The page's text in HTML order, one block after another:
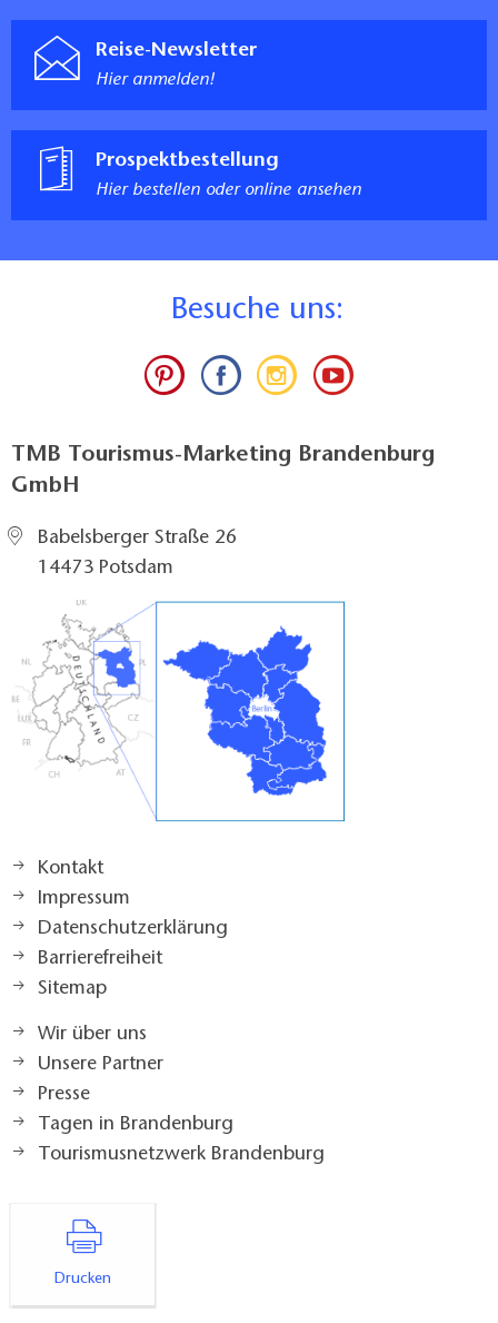
Reise-Newsletter
Hier anmelden!
Prospektbestellung
Hier bestellen oder online ansehen
Besuche uns:
TMB Tourismus-Marketing Brandenburg
GmbH
Babelsberger Straße 26
14473 Potsdam
Kontakt
Impressum
Datenschutzerklärung
Barrierefreiheit
Sitemap
Wir über uns
Unsere Partner
Presse
Tagen in Brandenburg
Tourismusnetzwerk Brandenburg
Drucken